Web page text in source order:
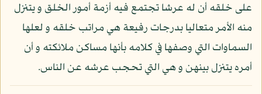
على خلقه أن له عرشا تجتمع فيه أزمة أمور الخلق و يتنزل
منه الأمر متعاليا بدرجات رفيعة هي مراتب خلقه و لعلها
السماوات التي وصفها في كلامه بأنها مساكن ملائكته و أن
أمره يتنزل بينهن و هي التي تحجب عرشه عن الناس.